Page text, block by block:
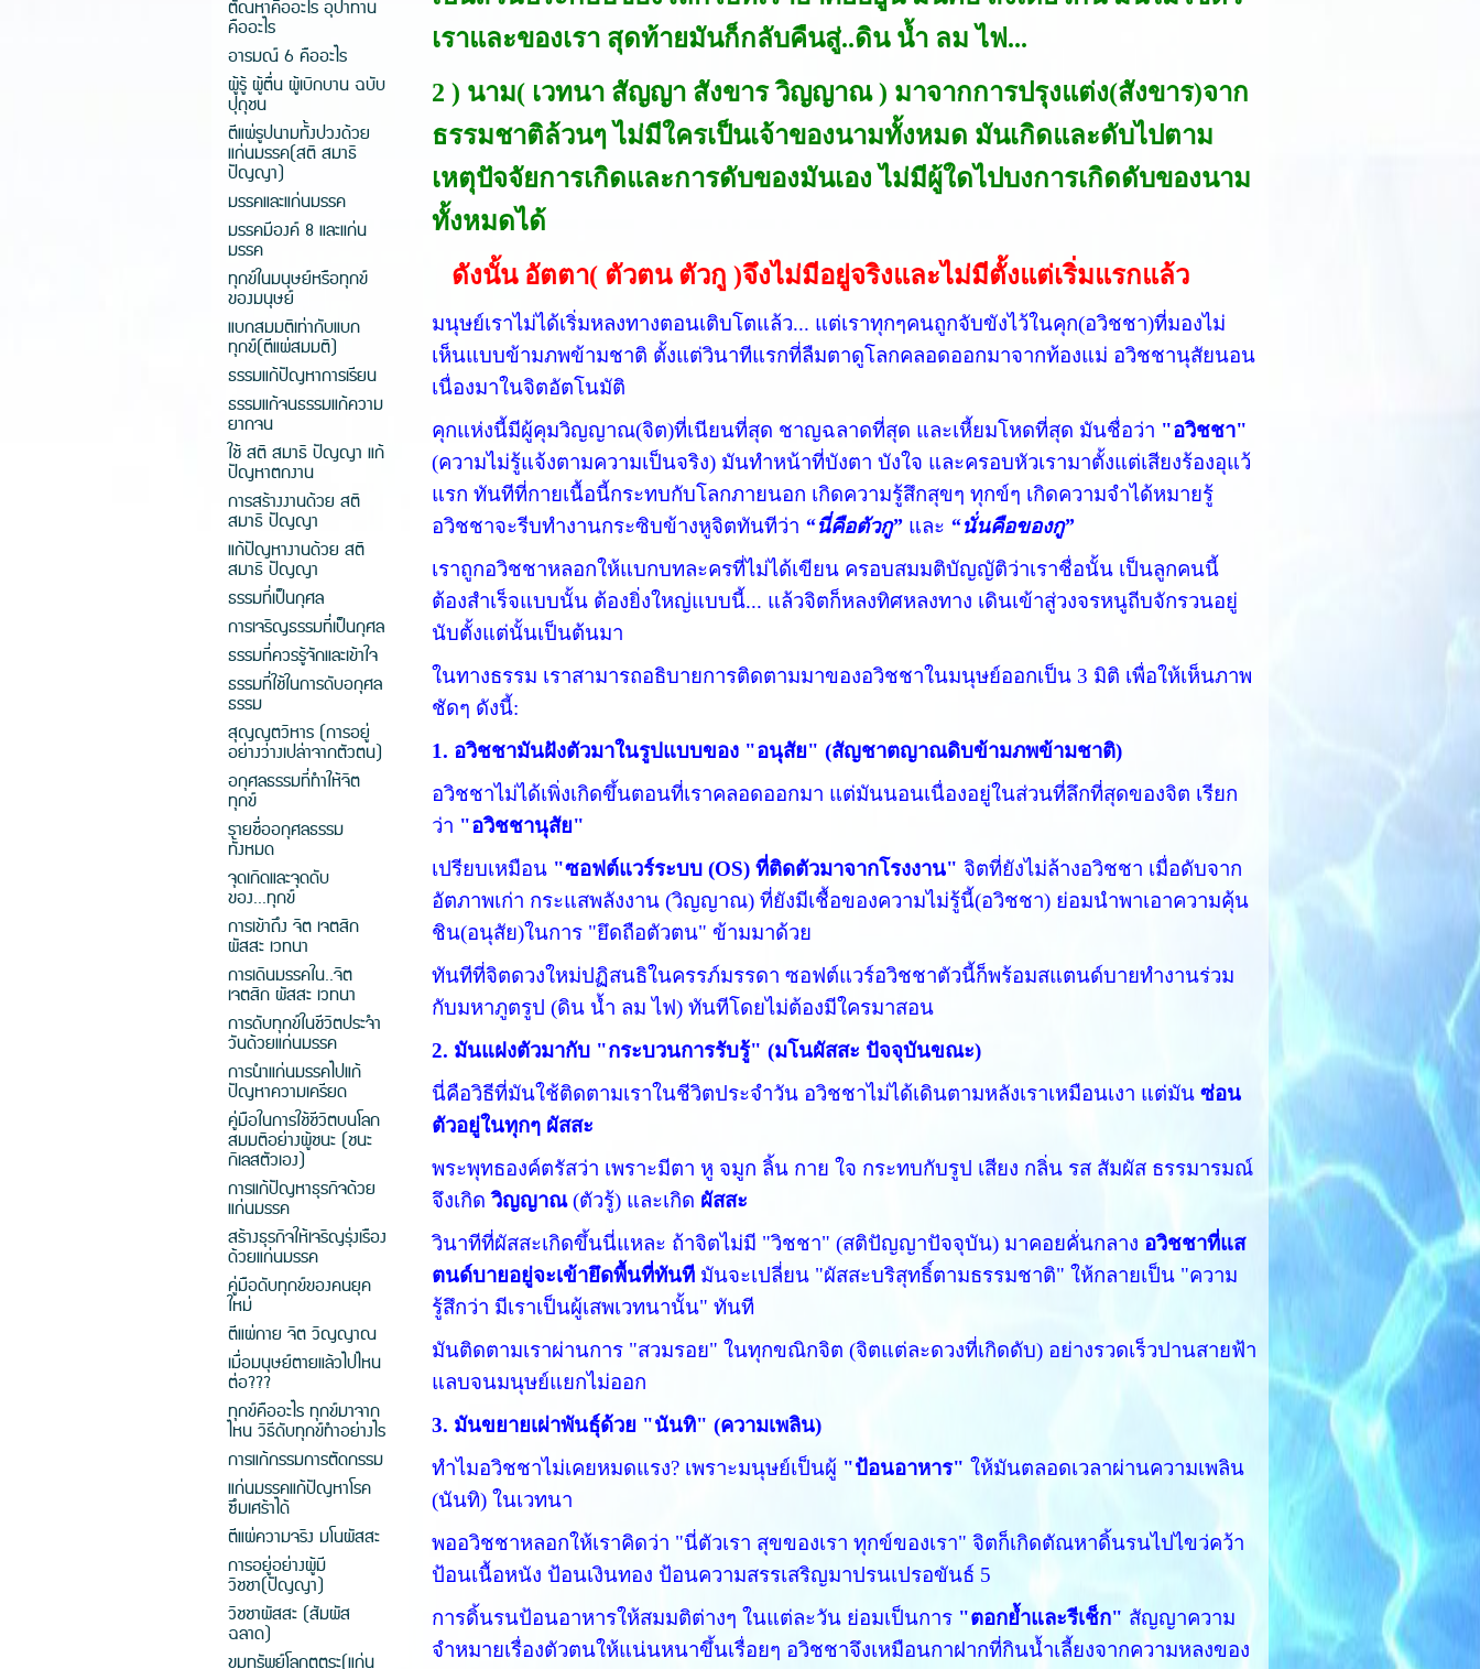
ตัณหาคืออะไร อุปาทาน
คืออะไร
อารมณ์ 6 คืออะไร
ผู้รู้ ผู้ตื่น ผู้เบิกบาน ฉบับ
ปุถุชน
ตีแผ่รูปนามทั้งปวงด้วย
แก่นมรรค(สติ สมาธิ
ปัญญา)
มรรคและแก่นมรรค
มรรคมีองค์ 8 และแก่น
มรรค
ทุกข์ในมนุษย์หรือทุกข์
ของมนุษย์
แบกสมมติเท่ากับแบก
ทุกข์(ตีแผ่สมมติ)
ธรรมแก้ปัญหาการเรียน
ธรรมแก้จนธรรมแก้ความ
ยากจน
ใช้ สติ สมาธิ ปัญญา แก้
ปัญหาตกงาน
การสร้างงานด้วย สติ
สมาธิ ปัญญา
แก้ปัญหางานด้วย สติ
สมาธิ ปัญญา
ธรรมที่เป็นกุศล
การเจริญธรรมที่เป็นกุศล
ธรรมที่ควรรู้จักและเข้าใจ
ธรรมที่ใช้ในการดับอกุศล
ธรรม
สุญญตวิหาร (การอยู่
อย่างว่างเปล่าจากตัวตน)
อกุศลธรรมที่ทำให้จิต
ทุกข์
รายชื่ออกุศลธรรม
ทั้งหมด
จุดเกิดและจุดดับ
ของ...ทุกข์
การเข้าถึง จิต เจตสิก
ผัสสะ เวทนา
การเดินมรรคใน..จิต
เจตสิก ผัสสะ เวทนา
การดับทุกข์ในชีวิตประจำ
วันด้วยแก่นมรรค
การนำแก่นมรรคไปแก้
ปัญหาความเครียด
คู่มือในการใช้ชีวิตบนโลก
สมมติอย่างผู้ชนะ (ชนะ
กิเลสตัวเอง)
การแก้ปัญหาธุรกิจด้วย
แก่นมรรค
สร้างธุรกิจให้เจริญรุ่งเรือง
ด้วยแก่นมรรค
คู่มือดับทุกข์ของคนยุค
ใหม่
ตีแผ่กาย จิต วิญญาณ
เมื่อมนุษย์ตายแล้วไปไหน
ต่อ???
ทุกข์คืออะไร ทุกข์มาจาก
ไหน วิธีดับทุกข์ทำอย่างไร
การแก้กรรมการตัดกรรม
แก่นมรรคแก้ปัญหาโรค
ซึมเศร้าได้
ตีแผ่ความจริง มโนผัสสะ
การอยู่อย่างผู้มี
วิชชา(ปัญญา)
วิชชาผัสสะ (สัมผัส
ฉลาด)
ขุมทรัพย์โลกุตตระ(แก่น
เราและของเรา สุดท้ายมันก็กลับคืนสู่..ดิน น้ำ ลม ไฟ...
2 ) นาม( เวทนา สัญญา สังขาร วิญญาณ ) มาจากการปรุงแต่ง(สังขาร)จาก
ธรรมชาติล้วนๆ ไม่มีใครเป็นเจ้าของนามทั้งหมด มันเกิดและดับไปตาม
เหตุปัจจัยการเกิดและการดับของมันเอง ไม่มีผู้ใดไปบงการเกิดดับของนาม
ทั้งหมดได้
ดังนั้น อัตตา( ตัวตน ตัวกู )จึงไม่มีอยู่จริงและไม่มีตั้งแต่เริ่มแรกแล้ว
มนุษย์เราไม่ได้เริ่มหลงทางตอนเติบโตแล้ว... แต่เราทุกๆคนถูกจับขังไว้ในคุก(อวิชชา)ที่มองไม่
เห็นแบบข้ามภพข้ามชาติ ตั้งแต่วินาทีแรกที่ลืมตาดูโลกคลอดออกมาจากท้องแม่ อวิชชานุสัยนอน
เนื่องมาในจิตอัตโนมัติ
คุกแห่งนี้มีผู้คุมวิญญาณ(จิต)ที่เนียนที่สุด ชาญฉลาดที่สุด และเหี้ยมโหดที่สุด มันชื่อว่า "อวิชชา"
(ความไม่รู้แจ้งตามความเป็นจริง) มันทำหน้าที่บังตา บังใจ และครอบหัวเรามาตั้งแต่เสียงร้องอุแว้
แรก ทันทีที่กายเนื้อนี้กระทบกับโลกภายนอก เกิดความรู้สึกสุขๆ ทุกข์ๆ เกิดความจำได้หมายรู้
อวิชชาจะรีบทำงานกระซิบข้างหูจิตทันทีว่า “นี่คือตัวกู” และ “นั่นคือของกู”
เราถูกอวิชชาหลอกให้แบกบทละครที่ไม่ได้เขียน ครอบสมมติบัญญัติว่าเราชื่อนั้น เป็นลูกคนนี้
ต้องสำเร็จแบบนั้น ต้องยิ่งใหญ่แบบนี้... แล้วจิตก็หลงทิศหลงทาง เดินเข้าสู่วงจรหนูถีบจักรวนอยู่
นับตั้งแต่นั้นเป็นต้นมา
ในทางธรรม เราสามารถอธิบายการติดตามมาของอวิชชาในมนุษย์ออกเป็น 3 มิติ เพื่อให้เห็นภาพ
ชัดๆ ดังนี้:
1. อวิชชามันฝังตัวมาในรูปแบบของ "อนุสัย" (สัญชาตญาณดิบข้ามภพข้ามชาติ)
อวิชชาไม่ได้เพิ่งเกิดขึ้นตอนที่เราคลอดออกมา แต่มันนอนเนื่องอยู่ในส่วนที่ลึกที่สุดของจิต เรียก
ว่า "อวิชชานุสัย"
เปรียบเหมือน "ซอฟต์แวร์ระบบ (OS) ที่ติดตัวมาจากโรงงาน" จิตที่ยังไม่ล้างอวิชชา เมื่อดับจาก
อัตภาพเก่า กระแสพลังงาน (วิญญาณ) ที่ยังมีเชื้อของความไม่รู้นี้(อวิชชา) ย่อมนำพาเอาความคุ้น
ชิน(อนุสัย)ในการ "ยึดถือตัวตน" ข้ามมาด้วย
ทันทีที่จิตดวงใหม่ปฏิสนธิในครรภ์มรรดา ซอฟต์แวร์อวิชชาตัวนี้ก็พร้อมสแตนด์บายทำงานร่วม
กับมหาภูตรูป (ดิน น้ำ ลม ไฟ) ทันทีโดยไม่ต้องมีใครมาสอน
2. มันแฝงตัวมากับ "กระบวนการรับรู้" (มโนผัสสะ ปัจจุบันขณะ)
นี่คือวิธีที่มันใช้ติดตามเราในชีวิตประจำวัน อวิชชาไม่ได้เดินตามหลังเราเหมือนเงา แต่มันซ่อน
ตัวอยู่ในทุกๆ ผัสสะ
พระพุทธองค์ตรัสว่า เพราะมีตา หู จมูก ลิ้น กาย ใจ กระทบกับรูป เสียง กลิ่น รส สัมผัส ธรรมารมณ์
จึงเกิดวิญญาณ(ตัวรู้) และเกิด ผัสสะ
วินาทีที่ผัสสะเกิดขึ้นนี่แหละ ถ้าจิตไม่มี "วิชชา" (สติปัญญาปัจจุบัน) มาคอยคั่นกลาง อวิชชาที่แส
ตนด์บายอยู่จะเข้ายึดพื้นที่ทันที มันจะเปลี่ยน "ผัสสะบริสุทธิ์ตามธรรมชาติ" ให้กลายเป็น "ความ
รู้สึกว่า มีเราเป็นผู้เสพเวทนานั้น" ทันที
มันติดตามเราผ่านการ "สวมรอย" ในทุกขณิกจิต (จิตแต่ละดวงที่เกิดดับ) อย่างรวดเร็วปานสายฟ้า
แลบจนมนุษย์แยกไม่ออก
3. มันขยายเผ่าพันธุ์ด้วย "นันทิ" (ความเพลิน)
ทำไมอวิชชาไม่เคยหมดแรง? เพราะมนุษย์เป็นผู้ "ป้อนอาหาร" ให้มันตลอดเวลาผ่านความเพลิน
(นันทิ) ในเวทนา
พออวิชชาหลอกให้เราคิดว่า "นี่ตัวเรา สุขของเรา ทุกข์ของเรา" จิตก็เกิดตัณหาดิ้นรนไปไขว่คว้า
ป้อนเนื้อหนัง ป้อนเงินทอง ป้อนความสรรเสริญมาปรนเปรอขันธ์ 5
การดิ้นรนป้อนอาหารให้สมมติต่างๆ ในแต่ละวัน ย่อมเป็นการ "ตอกย้ำและรีเช็ก" สัญญาความ
จำหมายเรื่องตัวตนให้แน่นหนาขึ้นเรื่อยๆ อวิชชาจึงเหมือนกาฝากที่กินน้ำเลี้ยงจากความหลงของ